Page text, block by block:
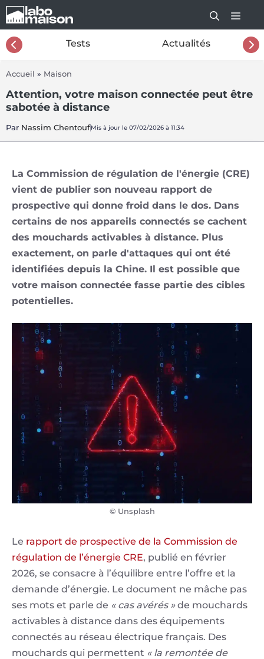
Aller
au
contenu
Tests Actualités
Accueil » Maison
Attention, votre maison connectée peut être
sabotée à distance
Par Nassim ChentoufMis à jour le 07/02/2026 à 11:34
La Commission de régulation de l'énergie (CRE)
vient de publier son nouveau rapport de
prospective qui donne froid dans le dos. Dans
certains de nos appareils connectés se cachent
des mouchards activables à distance. Plus
exactement, on parle d'attaques qui ont été
identifiées depuis la Chine. Il est possible que
votre maison connectée fasse partie des cibles
potentielles.
© Unsplash
Le rapport de prospective de la Commission de
régulation de l’énergie CRE, publié en février
2026, se consacre à l’équilibre entre l’offre et la
demande d’énergie. Le document ne mâche pas
ses mots et parle de « cas avérés »de mouchards
activables à distance dans des équipements
connectés au réseau électrique français. Des
mouchards qui permettent « la remontée de